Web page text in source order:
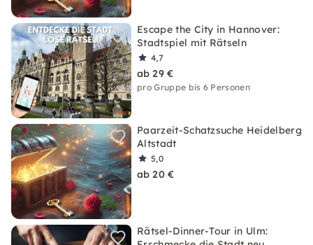
Escape the City in Hannover:
Stadtspiel mit Rätseln
4,7
ab 29 €
pro Gruppe bis 6 Personen
Paarzeit-Schatzsuche Heidelberg
Altstadt
5,0
ab 20 €
Rätsel-Dinner-Tour in Ulm: